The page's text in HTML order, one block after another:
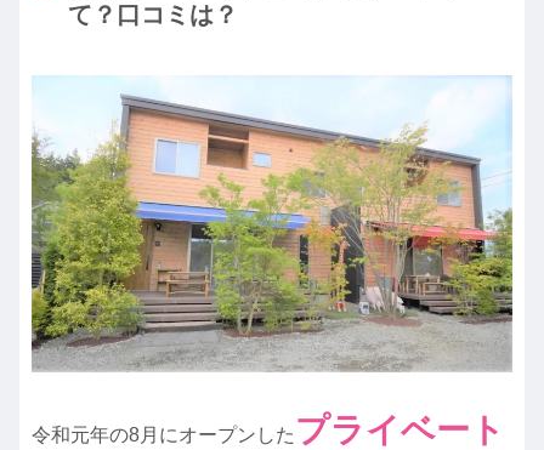
て？口コミは？
令和元年の8月にオープンした プライベート